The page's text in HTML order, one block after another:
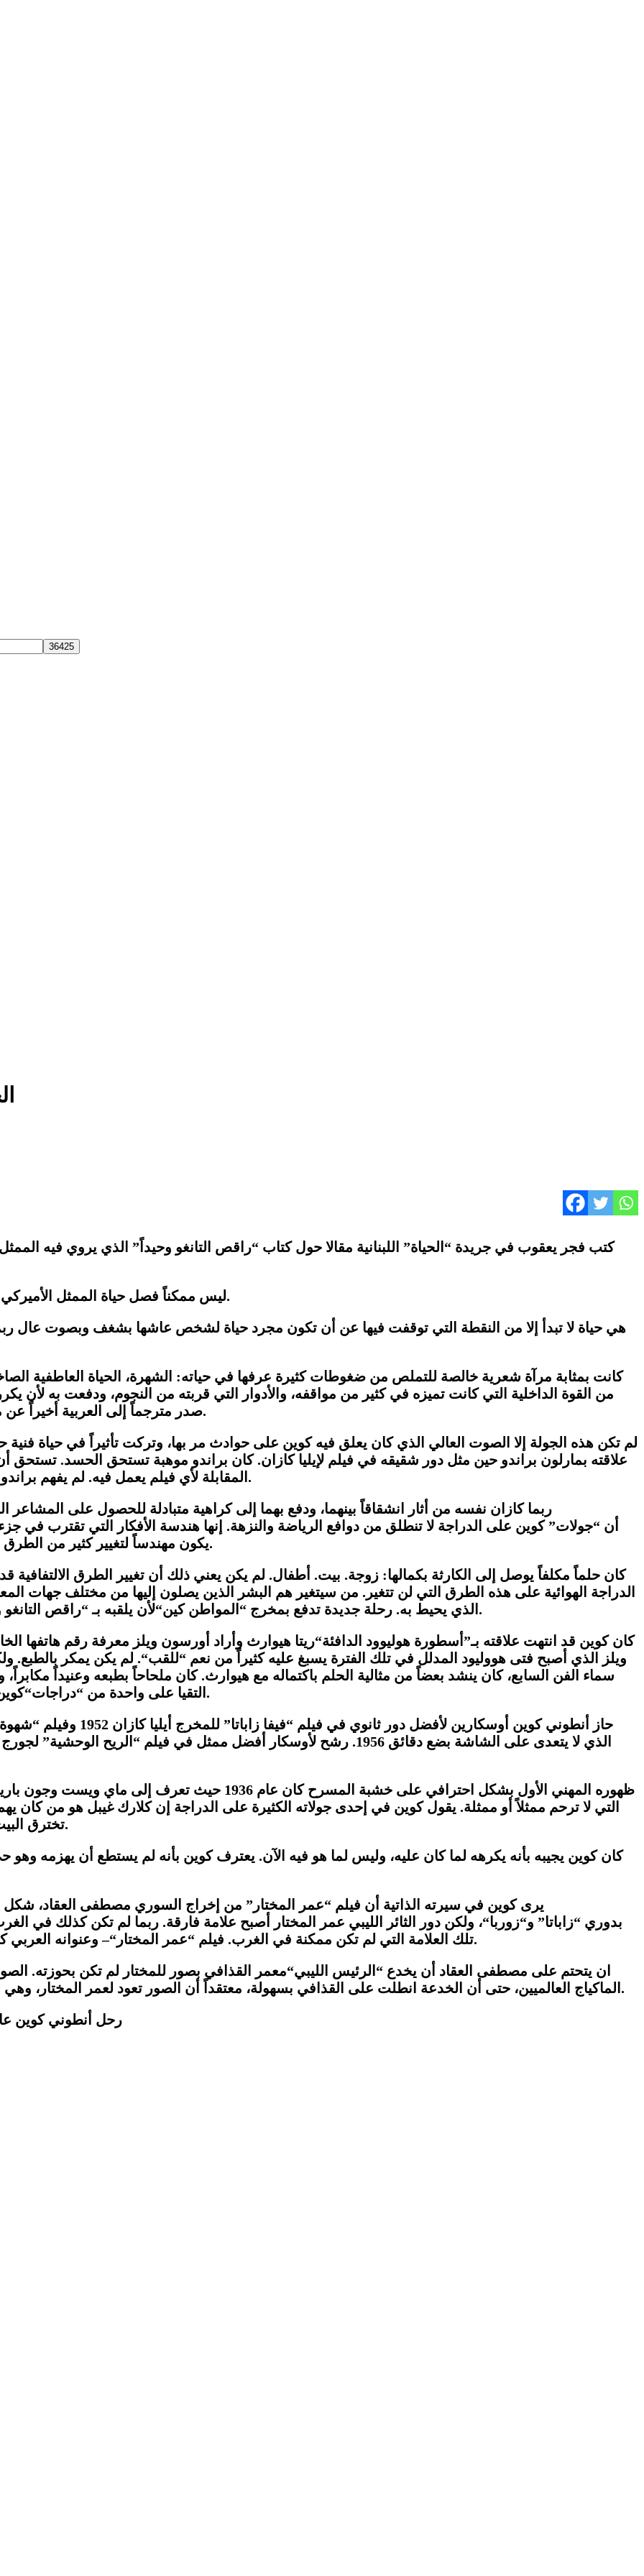
كتب فجر يعقوب في جريدة “الحياة” اللبنانية مقالا حول كتاب “راقص التانغو وحيداً ” الذي يروي فيه
ليس ممكناً فصل حياة الممثل الأميركي من أصل مكسيكي أنطوني كوين عن عمله في السينما.
هي حياة لا تبدأ إلا من النقطة التي توقفت فيها عن أن تكون مجرد حياة لشخص عاشها بشغف وبصوت عال ربما
كانت بمثابة مرآة شعرية خالصة للتملص من ضغوطات كثيرة عرفها في حياته: الشهرة، الحياة العاطفية
من القوة الداخلية التي كانت تميزه في كثير من مواقفه، والأدوار التي قربته من النجوم، ودفعت به لأن
صدر مترجماً إلى العربية أخيراً عن مؤسسة السينما السورية بترجمة من عبد الرزاق العلي.
لم تكن هذه الجولة إلا الصوت العالي الذي كان يعلق فيه كوين على حوادث مر بها، وتركت تأثيراً في حياة فنية
علاقته بمارلون براندو حين مثل دور شقيقه في فيلم لإيليا كازان. كان براندو موهبة تستحق الحسد.
المقابلة لأي فيلم يعمل فيه. لم يفهم في الفيلم ذلك.
ربما كازان نفسه من أثار انشقاقاً بينهما، ودفع بهما إلى كراهية متبادلة للحصول على المشاعر
أن “جولات”كوين على الدراجة لا تنطلق من دوافع الرياضة والنزهة. إنها هندسة الأفكار التي تقترب في
يكون مهندساً لتغيير كثير من الطرق التي فكرت بها البشرية للوصول إلى الحديقة أو المنزل.
كان حلماً مكلفاً يوصل إلى الكارثة بكمالها: زوجة. بيت. أطفال. لم يكن يعني ذلك أن تغيير الطرق الالتفافية
الدراجة الهوائية على هذه الطرق التي لن تتغير. من سيتغير هم البشر الذين يصلون إليها من مختلف جهات
الذي يحيط به. رحلة جديدة تدفع بمخرج “ المواطن كين“لأن يلقبه بـ“راقص التانغو
، لأنه الوحيد ممن عرفهم يجهر بآرائه بصوت عال.
كان كوين قد انتهت علاقته بـ” أسطورة هوليوود الدافئة“ريتا هيوارث وأراد أورسون ويلز معرفة رقم هاتفها
ويلز الذي أصبح فتى هووليود المدلل في تلك الفترة يسبغ عليه كثيراً من نعم “للقب“. لم يكن يمكر بالطبع.
سماء الفن السابع، كان ينشد بعضاً من مثالية الحلم باكتماله مع هيوارث. كان ملحاحاً بطبعه وعنيداً مكابراً،
التقيا على واحدة من “دراجات“
.
حاز أنطوني كوين أوسكارين لأفضل دور ثانوي في فيلم “فيفا زاباتا” للمخرج أيليا كازان 1952 وفيلم “شهوة
الذي لا يتعدى على الشاشة بضع دقائق 1956. رشح لأوسكار أفضل ممثل في فيلم
“ الريح الوحشية” لجورج
ظهوره المهني الأول بشكل احترافي على خشبة المسرح كان عام
التي لا ترحم ممثلاً أو ممثلة. يقول كوين في إحدى جولاته الكثيرة على الدراجة إن كلارك غيبل هو من
تخترق البيت، ويأتيه في الليل بصورة شبح، ويسأله عن سبب الكره.
كان كوين يجيبه بأنه يكرهه لما كان عليه، وليس لما هو فيه الآن. يعترف كوين بأنه لم يستطع أن يهزمه
يرى كوين في سيرته الذاتية أن فيلم “عمر المختار ” من إخراج السوري مصطفى العقاد، شكل
بدوري “زاباتا” و“زوربا“، ولكن دور الثائر الليبي عمر المختار أصبح علامة فارقة. ربما لم تكن كذلك في
تلك العلامة التي لم تكن ممكنة في الغرب. فيلم “عمر المختار “– وعنوانه العربي
– قام على خديعة، يقول كوين.
ان يتحتم على مصطفى العقاد أن يخدع “ الرئيس الليبي“معمر القذافي بصور للمختار لم تكن بحوزته.
الماكياج العالميين، حتى أن الخدعة انطلت على القذافي بسهولة، معتقداً أن الصور تعود لعمر المختار، .